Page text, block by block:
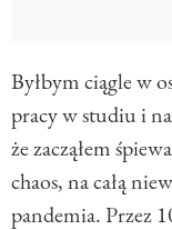
Byłbym ciągle w
pracy w studiu i
że zacząłem
chaos, na całą
pandemia. Przez